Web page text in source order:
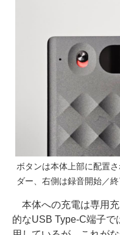
ボタンは本体上部に配置
ダー、右側は録音開始／
本体への充電は専用
的なUSB Type-C端子で